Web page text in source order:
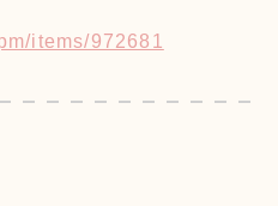
items/972681